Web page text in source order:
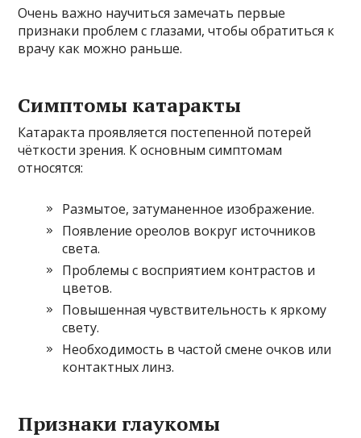
Очень важно научиться замечать первые
признаки проблем с глазами, чтобы обратиться к
врачу как можно раньше.
Симптомы катаракты
Катаракта проявляется постепенной потерей
чёткости зрения. К основным симптомам
относятся:
Размытое, затуманенное изображение.
Появление ореолов вокруг источников
света.
Проблемы с восприятием контрастов и
цветов.
Повышенная чувствительность к яркому
свету.
Необходимость в частой смене очков или
контактных линз.
Признаки глаукомы